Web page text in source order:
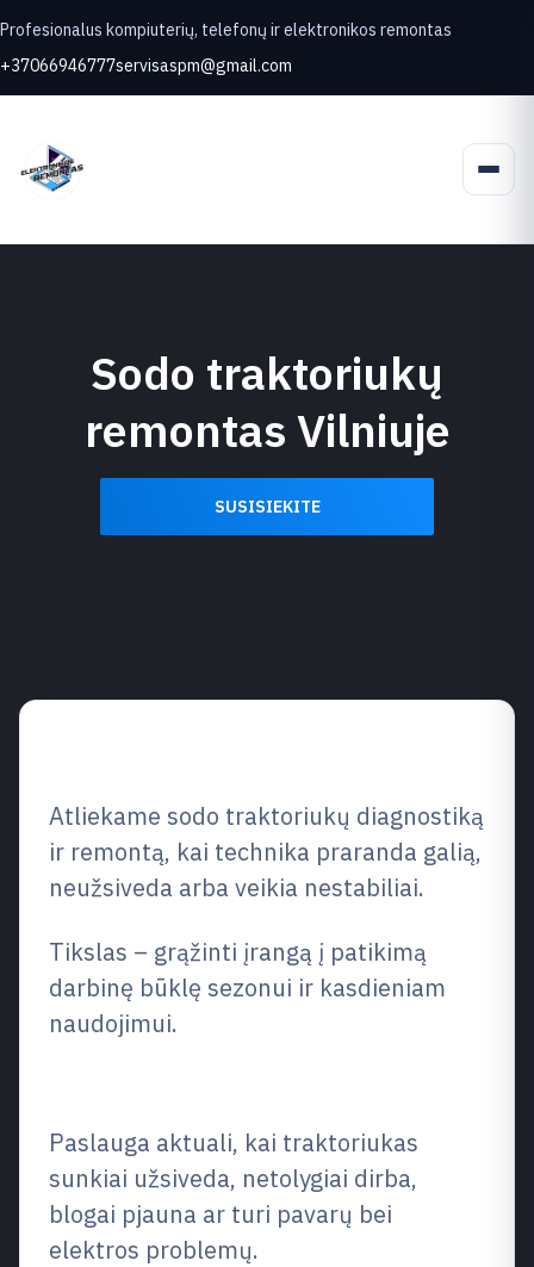
Profesionalus kompiuterių, telefonų ir elektronikos remontas
+37066946777servisaspm@gmail.com
Sodo traktoriukų
remontas Vilniuje
SUSISIEKITE
Atliekame sodo traktoriukų diagnostiką
ir remontą, kai technika praranda galią,
neužsiveda arba veikia nestabiliai.
Tikslas – grąžinti įrangą į patikimą
darbinę būklę sezonui ir kasdieniam
naudojimui.
Paslauga aktuali, kai traktoriukas
sunkiai užsiveda, netolygiai dirba,
blogai pjauna ar turi pavarų bei
elektros problemų.